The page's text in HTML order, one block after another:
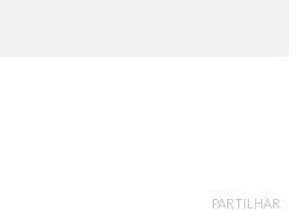
PARTILHAR